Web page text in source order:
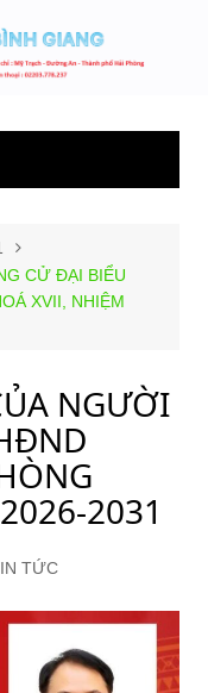
tâm y tế
đồng.
CỬ ĐẠI BIỂU
XVII, NHIỆM
NGƯỜI
2031
TỨC